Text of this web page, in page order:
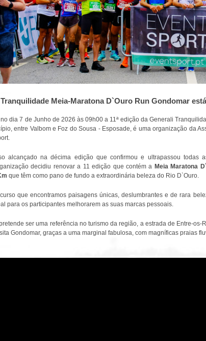
Tranquilidade Meia-Maratona D`Ouro Run Gondomar
dia 7 de Junho de 2026às 09h00a 11ª edição da Generali
entre Valbom e Foz do Sousa - Esposade , é uma organização da
alcançado na décima edição que confirmou e ultrapassou
decidiu renovar a 11 edição que contém a Meia Maratona
que têm como pano de fundo a extraordinária beleza do Rio D`Ouro.
que encontramos paisagens únicas, deslumbrantes e de rara
para os participantes melhorarem as suas marcas pessoais.
ser uma referência no turismo da região, a estrada de Entre-
Gondomar, graças a uma marginal fabulosa, com magníficas praias